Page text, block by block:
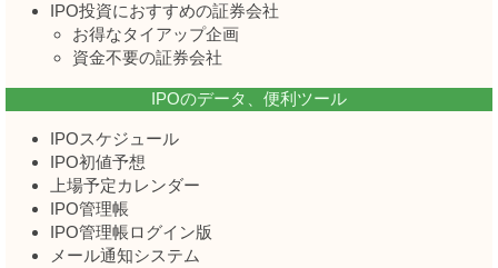
IPO投資におすすめの証券会社
お得なタイアップ企画
資金不要の証券会社
IPOのデータ、便利ツール
IPOスケジュール
IPO初値予想
上場予定カレンダー
IPO管理帳
IPO管理帳ログイン版
メール通知システム